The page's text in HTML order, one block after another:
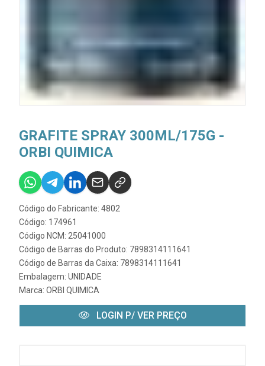
GRAFITE SPRAY 300ML/175G -
ORBI QUIMICA
Código do Fabricante: 4802
Código: 174961
Código NCM: 25041000
Código de Barras do Produto: 7898314111641
Código de Barras da Caixa: 7898314111641
Embalagem: UNIDADE
Marca: ORBI QUIMICA
LOGIN P/ VER PREÇO